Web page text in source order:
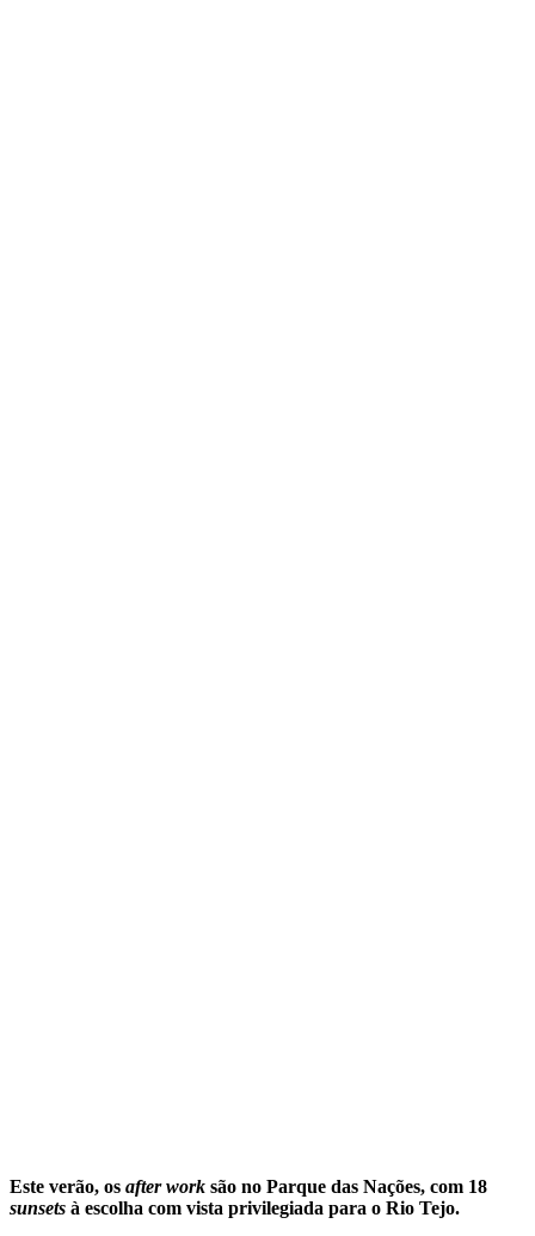
Este verão, os after work são no Parque das Nações, com 18
sunsets à escolha com vista privilegiada para o Rio Tejo.